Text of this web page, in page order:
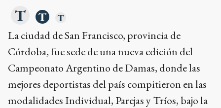
La ciudad de San Francisco, provincia de
Córdoba, fue sede de una nueva edición del
Campeonato Argentino de Damas, donde las
mejores deportistas del país compitieron en las
modalidades Individual, Parejas y Tríos, bajo la